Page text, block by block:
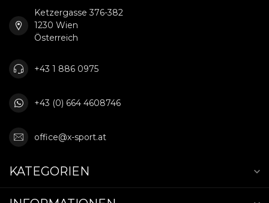
Ketzergasse 376-382
1230 Wien
Österreich
+43 1 886 0975
+43 (0) 664 4608746
office@x-sport.at
KATEGORIEN